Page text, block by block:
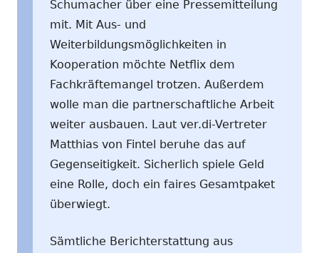
Schumacher über eine Pressemitteilung
mit. Mit Aus- und
Weiterbildungsmöglichkeiten in
Kooperation möchte Netflix dem
Fachkräftemangel trotzen. Außerdem
wolle man die partnerschaftliche Arbeit
weiter ausbauen. Laut ver.di-Vertreter
Matthias von Fintel beruhe das auf
Gegenseitigkeit. Sicherlich spiele Geld
eine Rolle, doch ein faires Gesamtpaket
überwiegt.
Sämtliche Berichterstattung aus